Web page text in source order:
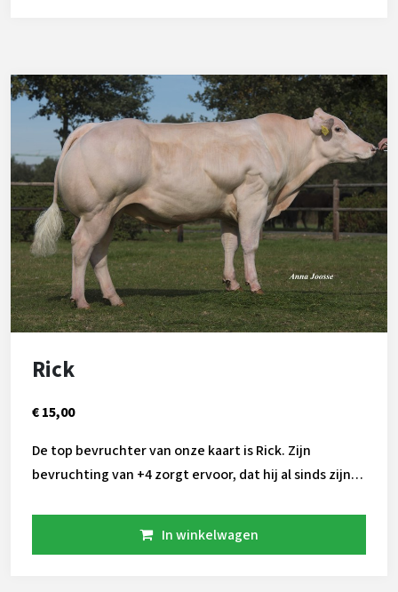
Rick
€ 15,00
De top bevruchter van onze kaart is Rick. Zijn
bevruchting van +4 zorgt ervoor, dat hij al sinds zijn
van kleur. Er is nog een kleine voorraad van Rick.
In winkelwagen